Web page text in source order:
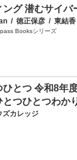
ング 潜むサイバ
/ 徳正保彦 / 東結香
Booksシリーズ
ひとつ 令和8年
とつひとつわか
ズカレッジ